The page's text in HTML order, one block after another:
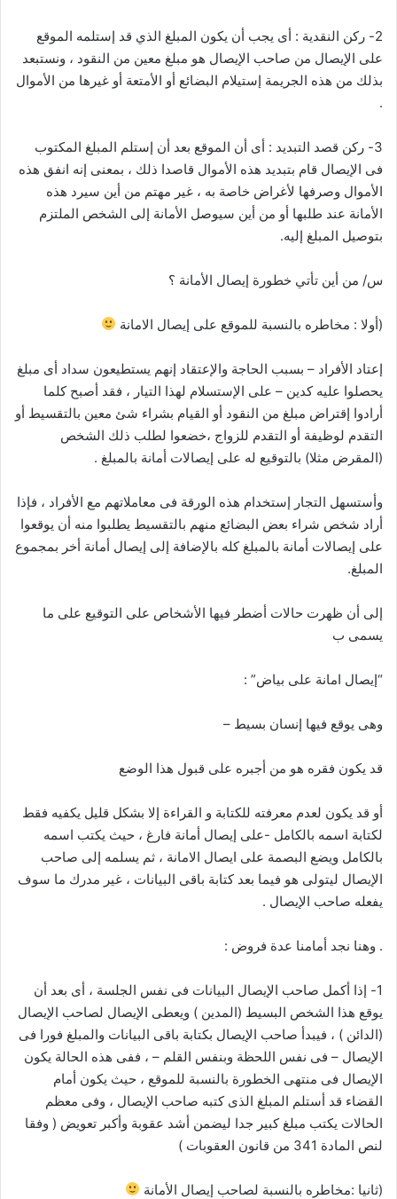
2- ركن النقدية : أى يجب أن يكون المبلغ الذي قد إستلمه الموقع
على الإيصال من صاحب الإيصال هو مبلغ معين من النقود ، ونستبعد
بذلك من هذه الجريمة إستيلام البضائع أو الأمتعة أو غيرها من الأموال
.
3- ركن قصد التبديد : أى أن الموقع بعد أن إستلم المبلغ المكتوب
فى الإيصال قام بتبديد هذه الأموال قاصدا ذلك ، بمعنى إنه انفق هذه
الأموال وصرفها لأغراض خاصة به ، غير مهتم من أين سيرد هذه
الأمانة عند طلبها أو من أين سيوصل الأمانة إلى الشخص الملتزم
بتوصيل المبلغ إليه.
س/ من أين تأتي خطورة إيصال الأمانة ؟
(أولا : مخاطره بالنسبة للموقع على إيصال الامانة
إعتاد الأفراد – بسبب الحاجة والإعتقاد إنهم يستطيعون سداد أى مبلغ
يحصلوا عليه كدين – على الإستسلام لهذا التيار ، فقد أصبح كلما
أرادوا إقتراض مبلغ من النقود أو القيام بشراء شئ معين بالتقسيط أو
التقدم لوظيفة أو التقدم للزواج ،خضعوا لطلب ذلك الشخص
(المقرض مثلا) بالتوقيع له على إيصالات أمانة بالمبلغ .
وأستسهل التجار إستخدام هذه الورقة فى معاملاتهم مع الأفراد ، فإذا
أراد شخص شراء بعض البضائع منهم بالتقسيط يطلبوا منه أن يوقعوا
على إيصالات أمانة بالمبلغ كله بالإضافة إلى إيصال أمانة أخر بمجموع
المبلغ.
إلى أن ظهرت حالات أضطر فيها الأشخاص على التوقيع على ما
يسمى ب
“إيصال امانة على بياض” :
وهى يوقع فيها إنسان بسيط –
قد يكون فقره هو من أجبره على قبول هذا الوضع
أو قد يكون لعدم معرفته للكتابة و القراءة إلا بشكل قليل يكفيه فقط
لكتابة اسمه بالكامل -على إيصال أمانة فارغ ، حيث يكتب اسمه
بالكامل ويضع البصمة على ايصال الامانة ، ثم يسلمه إلى صاحب
الإيصال ليتولى هو فيما بعد كتابة باقى البيانات ، غير مدرك ما سوف
يفعله صاحب الإيصال .
. وهنا نجد أمامنا عدة فروض :
1- إذا أكمل صاحب الإيصال البيانات فى نفس الجلسة ، أى بعد أن
يوقع هذا الشخص البسيط (المدين ) ويعطى الإيصال لصاحب الإيصال
(الدائن ) ، فيبدأ صاحب الإيصال بكتابة باقى البيانات والمبلغ فورا فى
الإيصال – فى نفس اللحظة وبنفس القلم – ، ففى هذه الحالة يكون
الإيصال فى منتهى الخطورة بالنسبة للموقع ، حيث يكون أمام
القضاء قد أستلم المبلغ الذى كتبه صاحب الإيصال ، وفى معظم
الحالات يكتب مبلغ كبير جدا ليضمن أشد عقوبة وأكبر تعويض ( وفقا
لنص المادة 341 من قانون العقوبات )
(ثانيا :مخاطره بالنسبة لصاحب إيصال الأمانة